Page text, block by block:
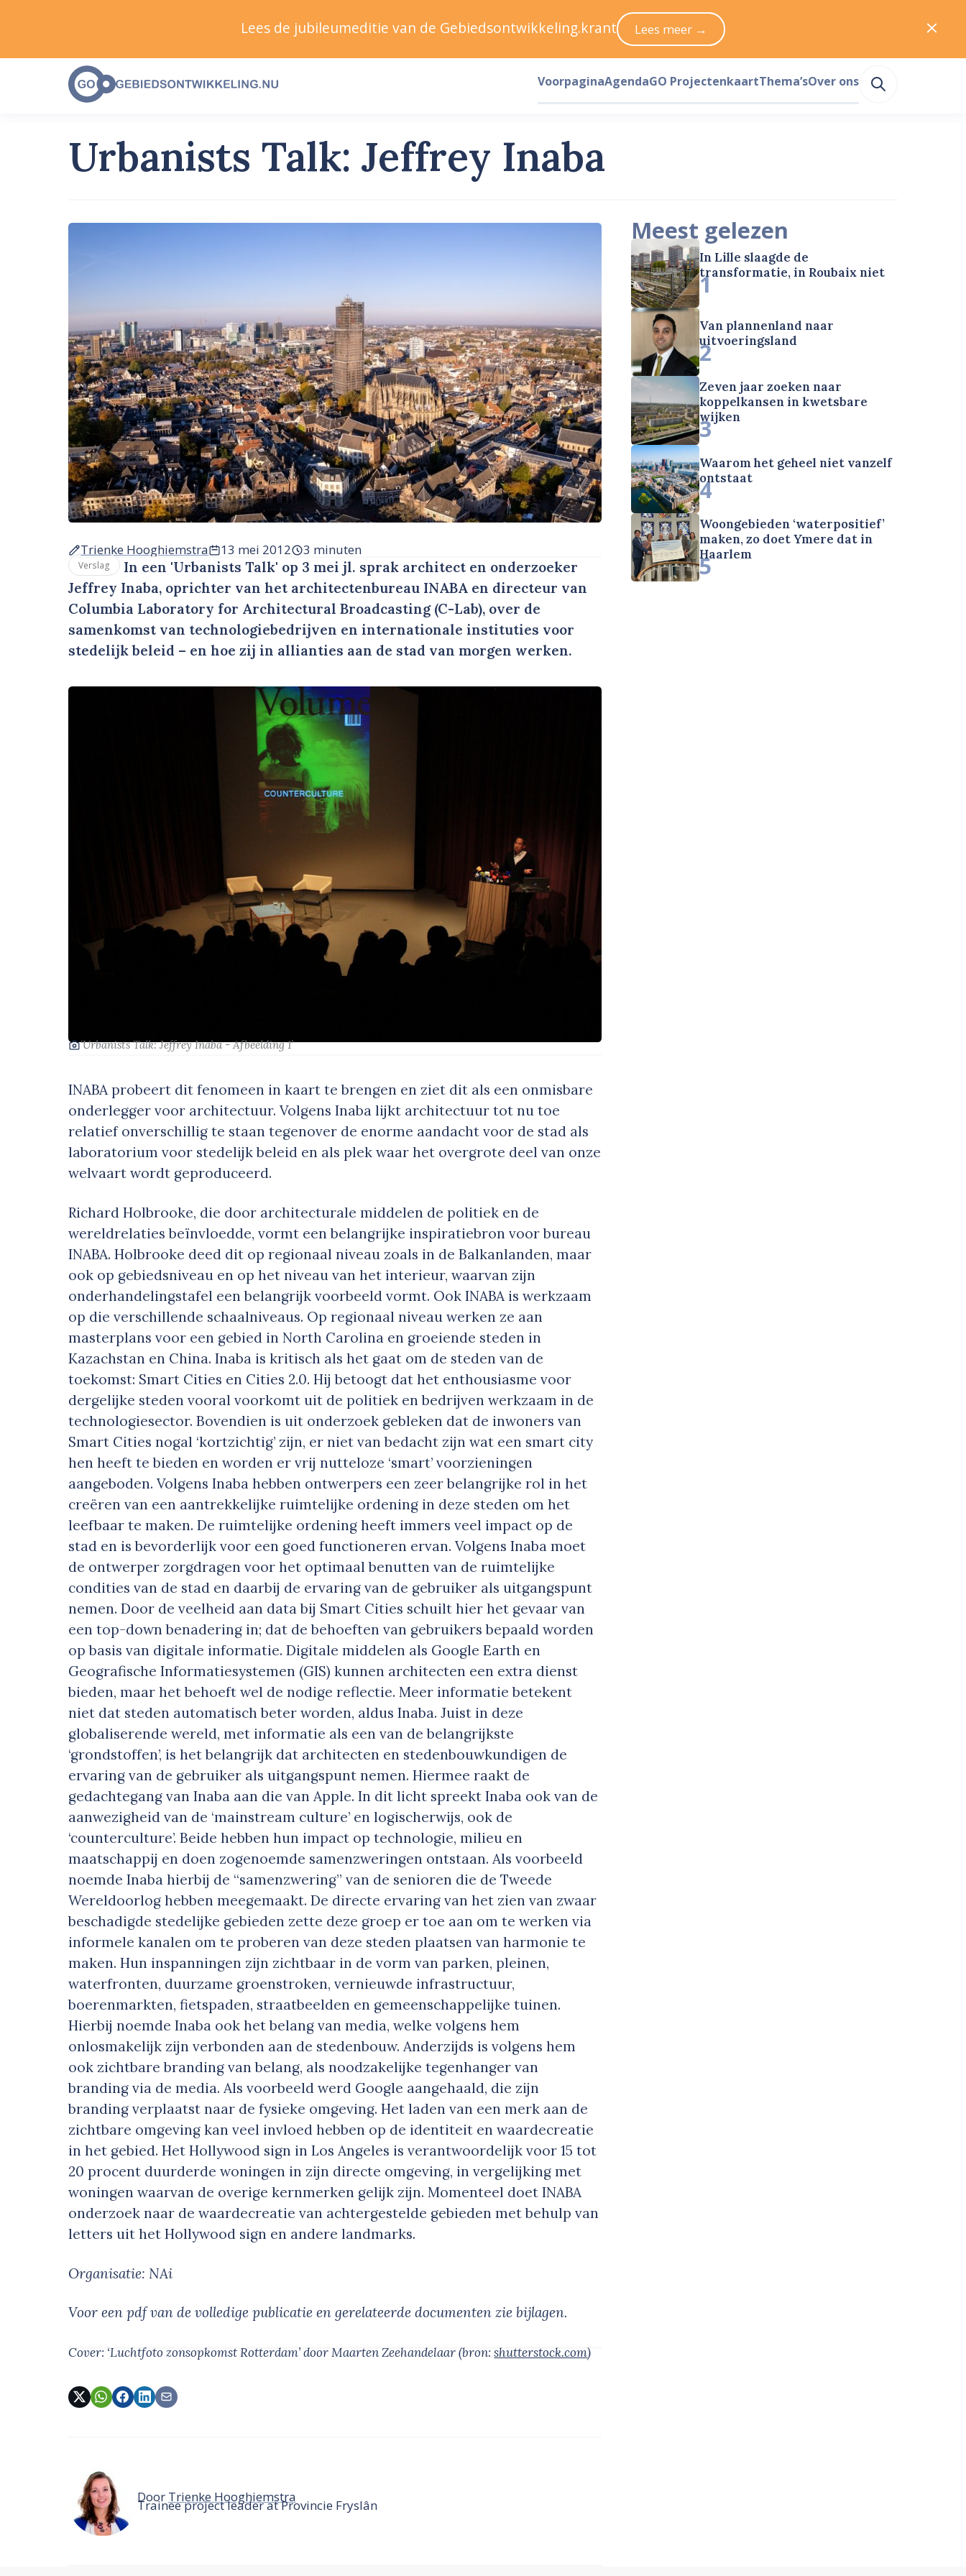
Urbanists Talk: Jeffrey Inaba
Trienke Hooghiemstra 13 mei 2012 3 minuten
Verslag
In een 'Urbanists Talk' op 3 mei jl. sprak architect en onderzoeker
Jeffrey Inaba, oprichter van het architectenbureau INABA en directeur van
Columbia Laboratory for Architectural Broadcasting (C-Lab), over de
samenkomst van technologiebedrijven en internationale instituties voor
stedelijk beleid – en hoe zij in allianties aan de stad van morgen werken.
‘Urbanists Talk: Jeffrey Inaba - Afbeelding 1’
INABA probeert dit fenomeen in kaart te brengen en ziet dit als een onmisbare
onderlegger voor architectuur. Volgens Inaba lijkt architectuur tot nu toe
relatief onverschillig te staan tegenover de enorme aandacht voor de stad als
laboratorium voor stedelijk beleid en als plek waar het overgrote deel van onze
welvaart wordt geproduceerd.
Richard Holbrooke, die door architecturale middelen de politiek en de
wereldrelaties beïnvloedde, vormt een belangrijke inspiratiebron voor bureau
INABA. Holbrooke deed dit op regionaal niveau zoals in de Balkanlanden, maar
ook op gebiedsniveau en op het niveau van het interieur, waarvan zijn
onderhandelingstafel een belangrijk voorbeeld vormt. Ook INABA is werkzaam
op die verschillende schaalniveaus. Op regionaal niveau werken ze aan
masterplans voor een gebied in North Carolina en groeiende steden in
Kazachstan en China. Inaba is kritisch als het gaat om de steden van de
toekomst: Smart Cities en Cities 2.0. Hij betoogt dat het enthousiasme voor
dergelijke steden vooral voorkomt uit de politiek en bedrijven werkzaam in de
technologiesector. Bovendien is uit onderzoek gebleken dat de inwoners van
Smart Cities nogal ‘kortzichtig’ zijn, er niet van bedacht zijn wat een smart city
hen heeft te bieden en worden er vrij nutteloze ‘smart’ voorzieningen
aangeboden. Volgens Inaba hebben ontwerpers een zeer belangrijke rol in het
creëren van een aantrekkelijke ruimtelijke ordening in deze steden om het
leefbaar te maken. De ruimtelijke ordening heeft immers veel impact op de
stad en is bevorderlijk voor een goed functioneren ervan. Volgens Inaba moet
de ontwerper zorgdragen voor het optimaal benutten van de ruimtelijke
condities van de stad en daarbij de ervaring van de gebruiker als uitgangspunt
nemen. Door de veelheid aan data bij Smart Cities schuilt hier het gevaar van
een top-down benadering in; dat de behoeften van gebruikers bepaald worden
op basis van digitale informatie. Digitale middelen als Google Earth en
Geografische Informatiesystemen (GIS) kunnen architecten een extra dienst
bieden, maar het behoeft wel de nodige reflectie. Meer informatie betekent
niet dat steden automatisch beter worden, aldus Inaba. Juist in deze
globaliserende wereld, met informatie als een van de belangrijkste
‘grondstoffen’, is het belangrijk dat architecten en stedenbouwkundigen de
ervaring van de gebruiker als uitgangspunt nemen. Hiermee raakt de
gedachtegang van Inaba aan die van Apple. In dit licht spreekt Inaba ook van de
aanwezigheid van de ‘mainstream culture’ en logischerwijs, ook de
‘counterculture’. Beide hebben hun impact op technologie, milieu en
maatschappij en doen zogenoemde samenzweringen ontstaan. Als voorbeeld
noemde Inaba hierbij de “samenzwering” van de senioren die de Tweede
Wereldoorlog hebben meegemaakt. De directe ervaring van het zien van zwaar
beschadigde stedelijke gebieden zette deze groep er toe aan om te werken via
informele kanalen om te proberen van deze steden plaatsen van harmonie te
maken. Hun inspanningen zijn zichtbaar in de vorm van parken, pleinen,
waterfronten, duurzame groenstroken, vernieuwde infrastructuur,
boerenmarkten, fietspaden, straatbeelden en gemeenschappelijke tuinen.
Hierbij noemde Inaba ook het belang van media, welke volgens hem
onlosmakelijk zijn verbonden aan de stedenbouw. Anderzijds is volgens hem
ook zichtbare branding van belang, als noodzakelijke tegenhanger van
branding via de media. Als voorbeeld werd Google aangehaald, die zijn
branding verplaatst naar de fysieke omgeving. Het laden van een merk aan de
zichtbare omgeving kan veel invloed hebben op de identiteit en waardecreatie
in het gebied. Het Hollywood sign in Los Angeles is verantwoordelijk voor 15 tot
20 procent duurderde woningen in zijn directe omgeving, in vergelijking met
woningen waarvan de overige kernmerken gelijk zijn. Momenteel doet INABA
onderzoek naar de waardecreatie van achtergestelde gebieden met behulp van
letters uit het Hollywood sign en andere landmarks.
Organisatie: NAi
Voor een pdf van de volledige publicatie en gerelateerde documenten zie bijlagen.
Cover: ‘Luchtfoto zonsopkomst Rotterdam’door Maarten Zeehandelaar(bron:shutterstock.com)
Door Trienke Hooghiemstra
Trainee project leader at Provincie Fryslân
Meest gelezen
In Lille slaagde de
transformatie, in Roubaix niet
1
Van plannenland naar
uitvoeringsland
2
Zeven jaar zoeken naar
koppelkansen in kwetsbare
wijken
3
Waarom het geheel niet vanzelf
ontstaat
4
Woongebieden ‘waterpositief’
maken, zo doet Ymere dat in
Haarlem
5
Lees de jubileumeditie van de Gebiedsontwikkeling.krant Lees meer →
VoorpaginaAgendaGO ProjectenkaartThema’sOver ons